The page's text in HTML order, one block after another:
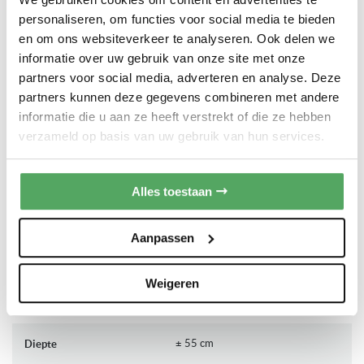
personaliseren, om functies voor social media te bieden
en om ons websiteverkeer te analyseren. Ook delen we
informatie over uw gebruik van onze site met onze
partners voor social media, adverteren en analyse. Deze
partners kunnen deze gegevens combineren met andere
informatie die u aan ze heeft verstrekt of die ze hebben
verzameld op basis van uw gebruik van hun services.
Alles toestaan
Aanpassen
Weigeren
over lowFrost: minder ijsvorming en makkelijker ontdooien, wat
resulteert in een lager energieverbruik.
177 cm hoog | Inbouw
Inhoud: 265 liter
Montage: sleepdeur
Inhoud koelruimte: 182 liter
4 gehard glazen legplateaus, waarvan 3 in hoogte verstelbaar
LED verlichting
Lees volledige productomschrijving
PRODUCTAFMETINGEN
Inbouw hoogte 1772 mm
Hoogte ± 178 cm
Inbouw breedte 560 mm
Breedte ± 54 cm
Inbouw diepte 550 mm (zie maatschets)
Diepte ± 55 cm